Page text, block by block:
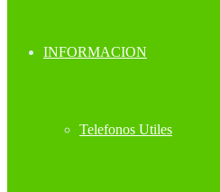
INFORMACION
Telefonos Utiles